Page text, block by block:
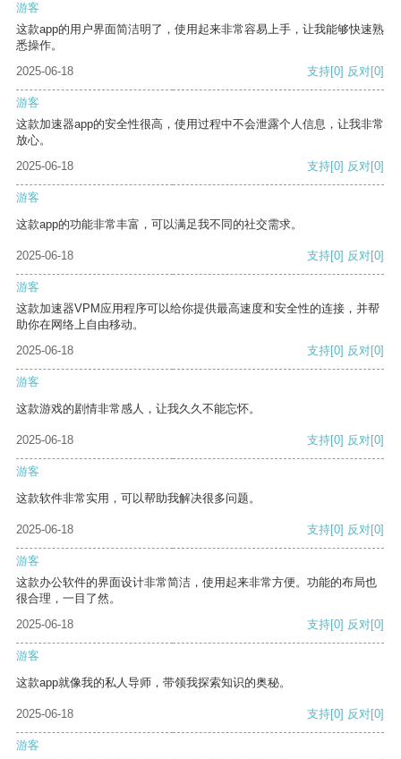
游客
这款app的用户界面简洁明了，使用起来非常容易上手，让我能够快速熟
悉操作。
2025-06-18
支持[0] 反对[0]
游客
这款加速器app的安全性很高，使用过程中不会泄露个人信息，让我非常
放心。
2025-06-18
支持[0] 反对[0]
游客
这款app的功能非常丰富，可以满足我不同的社交需求。
2025-06-18 支持[0] 反对[0]
游客
这款加速器VPM应用程序可以给你提供最高速度和安全性的连接，并帮
助你在网络上自由移动。
2025-06-18
支持[0] 反对[0]
游客
这款游戏的剧情非常感人，让我久久不能忘怀。
2025-06-18 支持[0] 反对[0]
游客
这款软件非常实用，可以帮助我解决很多问题。
2025-06-18 支持[0] 反对[0]
游客
这款办公软件的界面设计非常简洁，使用起来非常方便。功能的布局也
很合理，一目了然。
2025-06-18
支持[0] 反对[0]
游客
这款app就像我的私人导师，带领我探索知识的奥秘。
2025-06-18 支持[0] 反对[0]
游客